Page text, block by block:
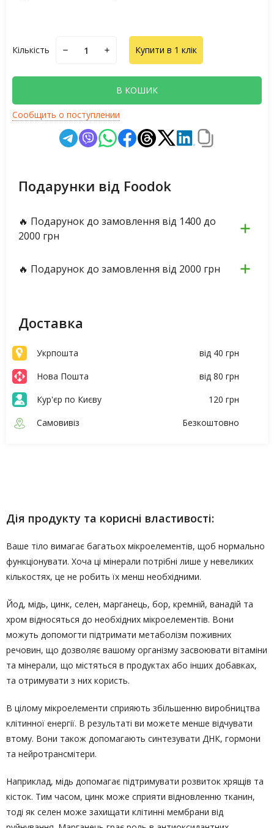
Кількість Купити в 1 клік
В КОШИК
Сообщить о поступлении
Подарунки від Foodok
🔥 Подарунок до замовлення від 1400 до
2000 грн
🔥 Подарунок до замовлення від 2000 грн
Доставка
Укрпошта
від 40 грн
Нова Пошта
від 80 грн
Кур'єр по Києву
120 грн
Самовивіз
Безкоштовно
Дія продукту та корисні властивості:
Ваше тіло вимагає багатьох мікроелементів, щоб нормально
функціонувати. Хоча ці мінерали потрібні лише у невеликих
кількостях, це не робить їх менш необхідними.
Йод, мідь, цинк, селен, марганець, бор, кремній, ванадій та
хром відносяться до необхідних мікроелементів. Вони
можуть допомогти підтримати метаболізм поживних
речовин, що дозволяє вашому організму засвоювати вітаміни
та мінерали, що містяться в продуктах або інших добавках,
та отримувати з них користь.
В цілому мікроелементи сприяють збільшенню виробництва
клітинної енергії. В результаті ви можете менше відчувати
втому. Вони також допомагають синтезувати ДНК, гормони
та нейротрансмітери.
Наприклад, мідь допомагає підтримувати розвиток хрящів та
кісток. Тим часом, цинк може сприяти відновленню тканин,
тоді як селен може захищати клітинні мембрани від